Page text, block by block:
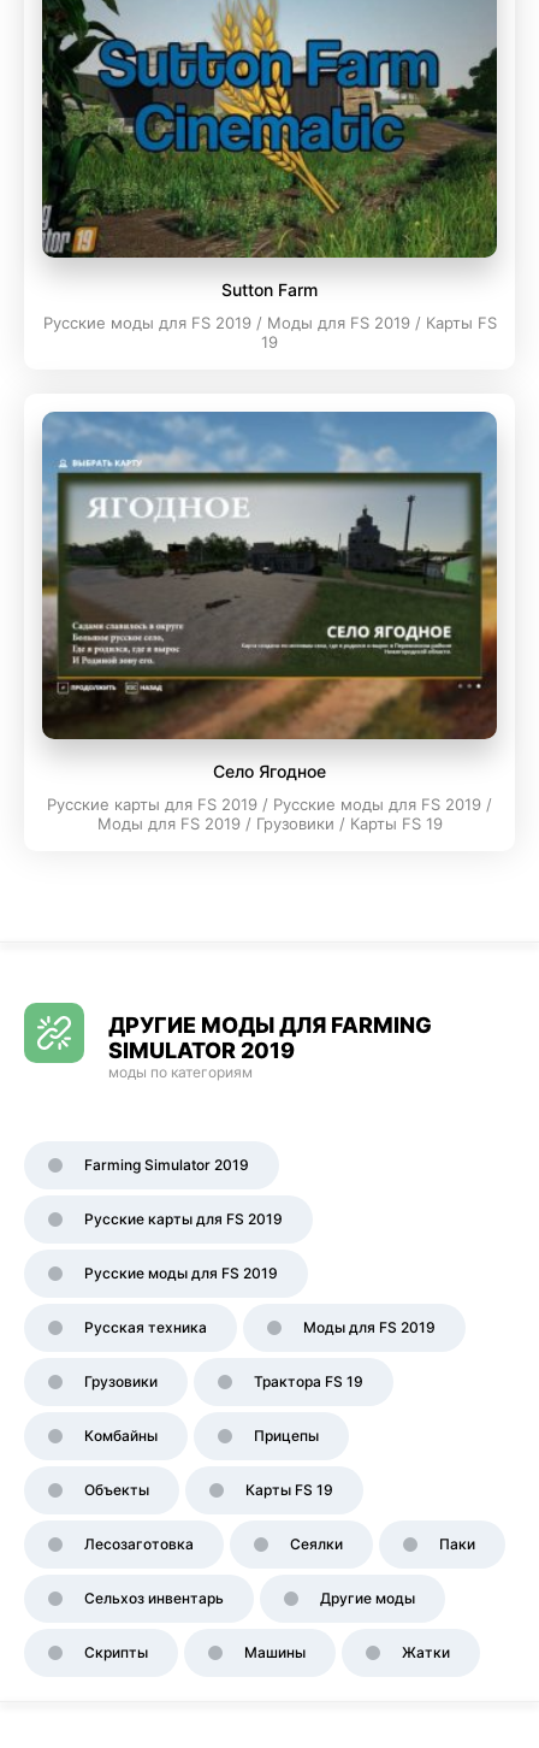
Sutton Farm
Русские моды для FS 2019 / Моды для FS 2019 / Карты FS
19
Село Ягодное
Русские карты для FS 2019 / Русские моды для FS 2019 /
Моды для FS 2019 / Грузовики / Карты FS 19
ДРУГИЕ МОДЫ ДЛЯ FARMING
SIMULATOR 2019
моды по категориям
Farming Simulator 2019
Русские карты для FS 2019
Русские моды для FS 2019
Русская техника Моды для FS 2019
Грузовики Трактора FS 19
Комбайны Прицепы
Объекты Карты FS 19
Лесозаготовка Сеялки Паки
Сельхоз инвентарь Другие моды
Скрипты Машины Жатки